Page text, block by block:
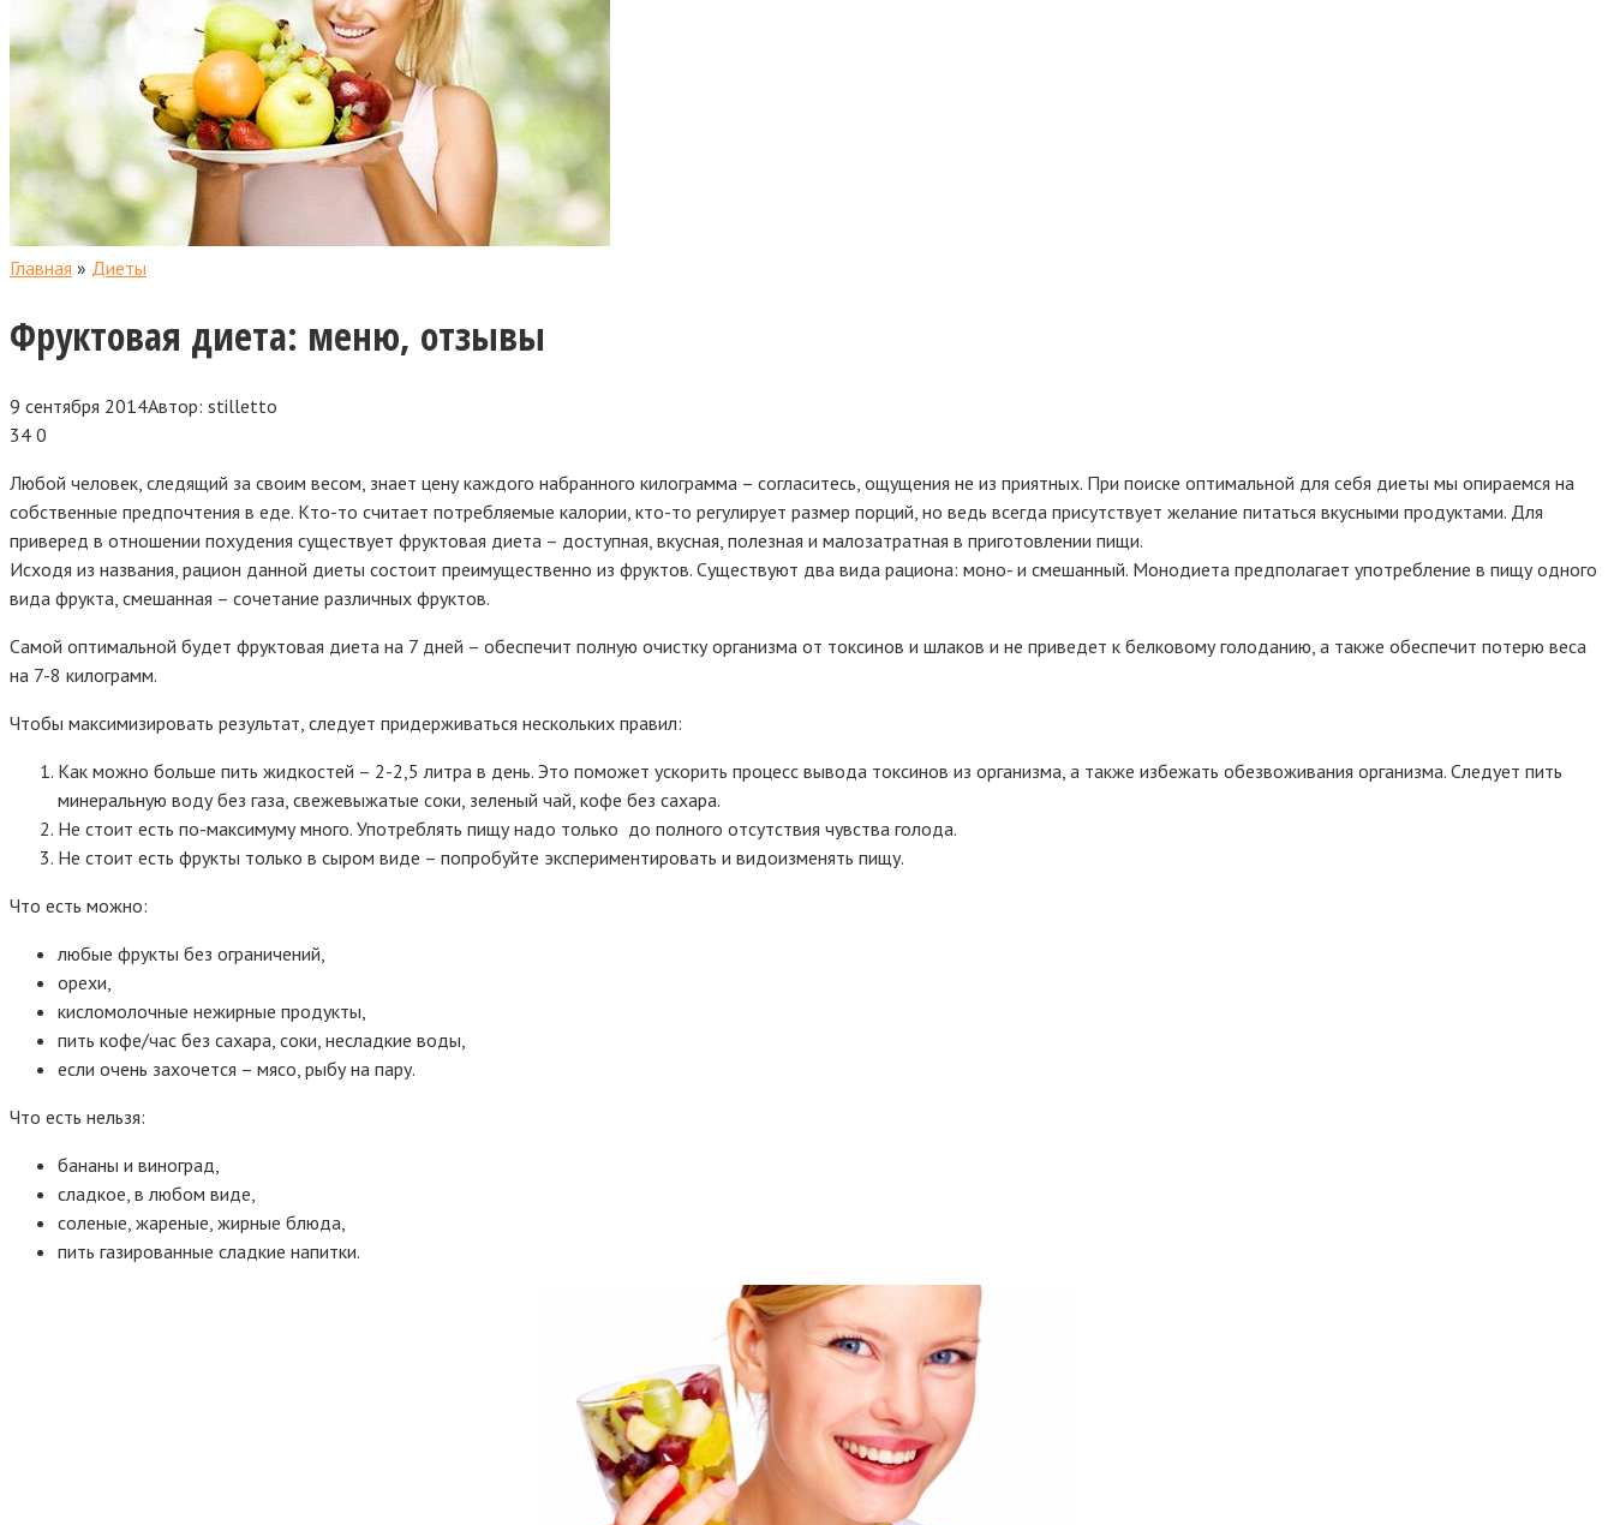
Главная » Диеты
Фруктовая диета: меню, отзывы
9 сентября 2014Автор: stilletto
34 0
Любой человек, следящий за своим весом, знает цену каждого набранного килограмма – согласитесь, ощущения не из приятных. При поиске оптимальной для себя диеты мы опираемся на
собственные предпочтения в еде. Кто-то считает потребляемые калории, кто-то регулирует размер порций, но ведь всегда присутствует желание питаться вкусными продуктами. Для
приверед в отношении похудения существует фруктовая диета – доступная, вкусная, полезная и малозатратная в приготовлении пищи.
Исходя из названия, рацион данной диеты состоит преимущественно из фруктов. Существуют два вида рациона: моно- и смешанный. Монодиета предполагает употребление в пищу одного
вида фрукта, смешанная – сочетание различных фруктов.
Самой оптимальной будет фруктовая диета на 7 дней – обеспечит полную очистку организма от токсинов и шлаков и не приведет к белковому голоданию, а также обеспечит потерю веса
на 7-8 килограмм.
Чтобы максимизировать результат, следует придерживаться нескольких правил:
Как можно больше пить жидкостей – 2-2,5 литра в день. Это поможет ускорить процесс вывода токсинов из организма, а также избежать обезвоживания организма. Следует пить
минеральную воду без газа, свежевыжатые соки, зеленый чай, кофе без сахара.
Не стоит есть по-максимуму много. Употреблять пищу надо только до полного отсутствия чувства голода.
Не стоит есть фрукты только в сыром виде – попробуйте экспериментировать и видоизменять пищу.
Что есть можно:
любые фрукты без ограничений,
орехи,
кисломолочные нежирные продукты,
пить кофе/час без сахара, соки, несладкие воды,
если очень захочется – мясо, рыбу на пару.
Что есть нельзя:
бананы и виноград,
сладкое, в любом виде,
соленые, жареные, жирные блюда,
пить газированные сладкие напитки.